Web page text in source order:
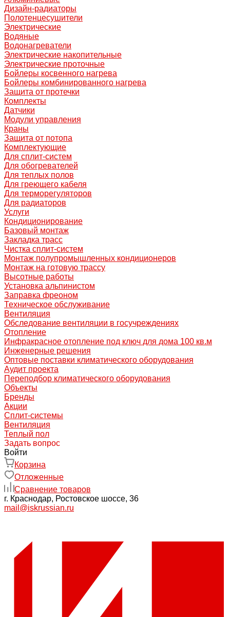
Дизайн-радиаторы
Полотенцесушители
Электрические
Водяные
Водонагреватели
Электрические накопительные
Электрические проточные
Бойлеры косвенного нагрева
Бойлеры комбинированного нагрева
Защита от протечки
Комплекты
Датчики
Модули управления
Краны
Защита от потопа
Комплектующие
Для сплит-систем
Для обогревателей
Для теплых полов
Для греющего кабеля
Для терморегуляторов
Для радиаторов
Услуги
Кондиционирование
Базовый монтаж
Закладка трасс
Чистка сплит-систем
Монтаж полупромышленных кондиционеров
Монтаж на готовую трассу
Высотные работы
Установка альпинистом
Заправка фреоном
Техническое обслуживание
Вентиляция
Обследование вентиляции в госучреждениях
Отопление
Инфракрасное отопление под ключ для дома 100 кв.м
Инженерные решения
Оптовые поставки климатического оборудования
Аудит проекта
Переподбор климатического оборудования
Объекты
Бренды
Акции
Сплит-системы
Вентиляция
Теплый пол
Задать вопрос
Войти
Корзина
Отложенные
Сравнение товаров
г. Краснодар, Ростовское шоссе, 36
mail@iskrussian.ru